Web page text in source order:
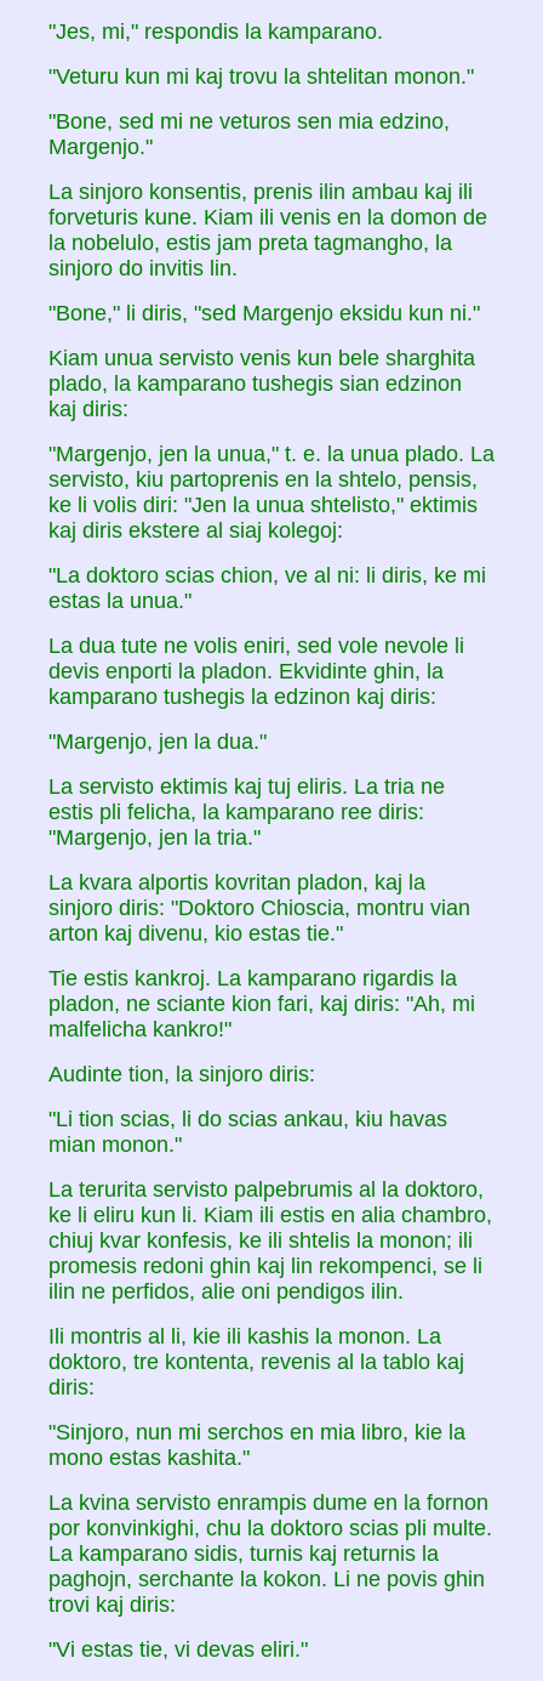
"Jes, mi," respondis la kamparano.
"Veturu kun mi kaj trovu la shtelitan monon."
"Bone, sed mi ne veturos sen mia edzino,
Margenjo."
La sinjoro konsentis, prenis ilin ambau kaj ili
forveturis kune. Kiam ili venis en la domon de
la nobelulo, estis jam preta tagmangho, la
sinjoro do invitis lin.
"Bone," li diris, "sed Margenjo eksidu kun ni."
Kiam unua servisto venis kun bele sharghita
plado, la kamparano tushegis sian edzinon
kaj diris:
"Margenjo, jen la unua," t. e. la unua plado. La
servisto, kiu partoprenis en la shtelo, pensis,
ke li volis diri: "Jen la unua shtelisto," ektimis
kaj diris ekstere al siaj kolegoj:
"La doktoro scias chion, ve al ni: li diris, ke mi
estas la unua."
La dua tute ne volis eniri, sed vole nevole li
devis enporti la pladon. Ekvidinte ghin, la
kamparano tushegis la edzinon kaj diris:
"Margenjo, jen la dua."
La servisto ektimis kaj tuj eliris. La tria ne
estis pli felicha, la kamparano ree diris:
"Margenjo, jen la tria."
La kvara alportis kovritan pladon, kaj la
sinjoro diris: "Doktoro Chioscia, montru vian
arton kaj divenu, kio estas tie."
Tie estis kankroj. La kamparano rigardis la
pladon, ne sciante kion fari, kaj diris: "Ah, mi
malfelicha kankro!"
Audinte tion, la sinjoro diris:
"Li tion scias, li do scias ankau, kiu havas
mian monon."
La terurita servisto palpebrumis al la doktoro,
ke li eliru kun li. Kiam ili estis en alia chambro,
chiuj kvar konfesis, ke ili shtelis la monon; ili
promesis redoni ghin kaj lin rekompenci, se li
ilin ne perfidos, alie oni pendigos ilin.
Ili montris al li, kie ili kashis la monon. La
doktoro, tre kontenta, revenis al la tablo kaj
diris:
"Sinjoro, nun mi serchos en mia libro, kie la
mono estas kashita."
La kvina servisto enrampis dume en la fornon
por konvinkighi, chu la doktoro scias pli multe.
La kamparano sidis, turnis kaj returnis la
paghojn, serchante la kokon. Li ne povis ghin
trovi kaj diris:
"Vi estas tie, vi devas eliri."